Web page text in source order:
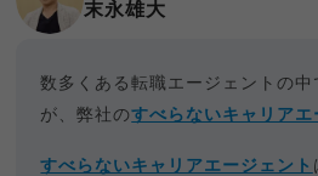
末永雄大
数多くある転職エージェントの
が、弊社のすべらないキャリアエ
すべらないキャリアエージェント